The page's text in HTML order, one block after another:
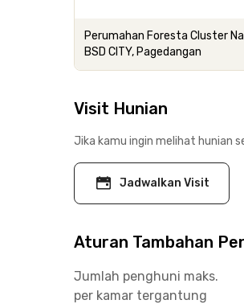
Perumahan Foresta Cluster
BSD CITY, Pagedangan
Visit Hunian
Jika kamu ingin melihat hunian
Jadwalkan Visit
Aturan Tambahan
Jumlah penghuni maks.
per kamar tergantung